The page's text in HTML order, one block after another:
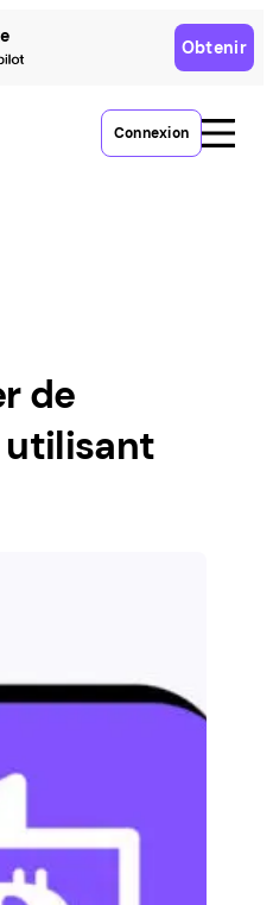
Obtenir
Connexion
de
utilisant